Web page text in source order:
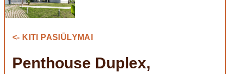
<- KITI PASIŪLYMAI
Penthouse Duplex,